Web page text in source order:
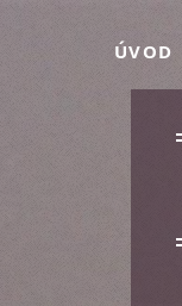
ÚVOD